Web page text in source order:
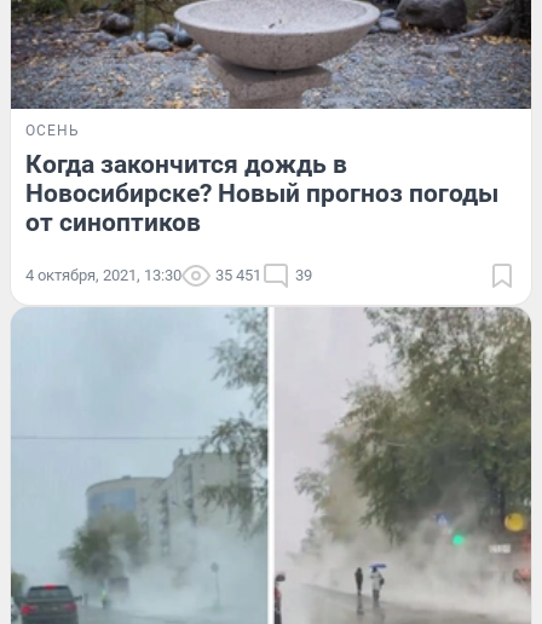
ОСЕНЬ
Когда закончится дождь в
Новосибирске? Новый прогноз погоды
от синоптиков
4 октября, 2021, 13:30 35 451 39